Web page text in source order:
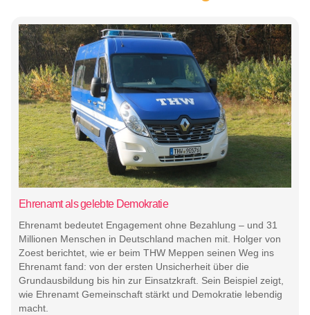
Ehrenamt als gelebte Demokratie
Ehrenamt bedeutet Engagement ohne Bezahlung – und 31
Millionen Menschen in Deutschland machen mit. Holger von
Zoest berichtet, wie er beim THW Meppen seinen Weg ins
Ehrenamt fand: von der ersten Unsicherheit über die
Grundausbildung bis hin zur Einsatzkraft. Sein Beispiel zeigt,
wie Ehrenamt Gemeinschaft stärkt und Demokratie lebendig
macht.